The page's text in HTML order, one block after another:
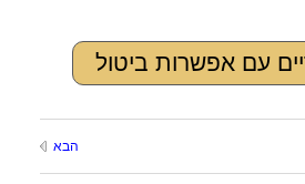
עם אפשרות ביטול
הבא